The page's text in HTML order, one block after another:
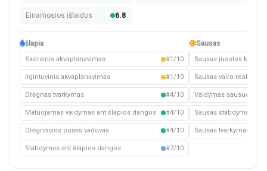
Einamosios išlaidos 6.8
šlapia
Skersinis akvaplanavimas #1/10
Ilgintuvinis akvaplanavimas #1/10
Drėgnas tvarkymas #4/10
Matuojamas valdymas ant šlapios dangos #4/10
Drėgnosios pusės vadovas #4/10
Stabdymas ant šlapios dangos #7/10
Sausas
Sausas juostos
Sausas vairo reakcija
Valdymas sausuoju
Sausas stabdymas
Sausas tvarkymas